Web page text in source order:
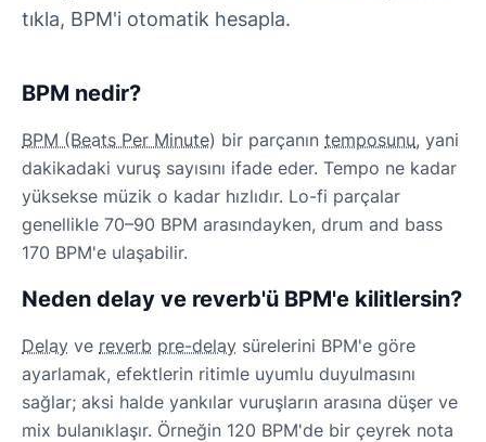
tıkla, BPM'i otomatik hesapla.
BPM nedir?
BPM (Beats Per Minute) bir parçanın temposunu, yani
dakikadaki vuruş sayısını ifade eder. Tempo ne kadar
yüksekse müzik o kadar hızlıdır. Lo-fi parçalar
genellikle 70–90 BPM arasındayken, drum and bass
170 BPM'e ulaşabilir.
Neden delay ve reverb'ü BPM'e kilitlersin?
Delay ve reverb pre-delay sürelerini BPM'e göre
ayarlamak, efektlerin ritimle uyumlu duyulmasını
sağlar; aksi halde yankılar vuruşların arasına düşer ve
mix bulanıklaşır. Örneğin 120 BPM'de bir çeyrek nota